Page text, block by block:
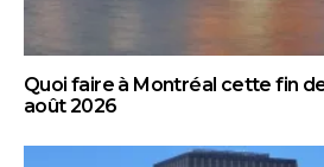
Quoi faire à Montréal cette fin
août 2026